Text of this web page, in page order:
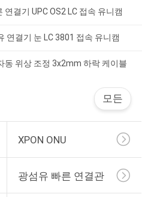
결기 UPC OS2 LC 접속 유니캠
연결기 눈 LC 3801 접속 유니캠
동 위상 조정 3x2mm 하락 케이블
모든
XPON ONU
광섬유 빠른 연결관